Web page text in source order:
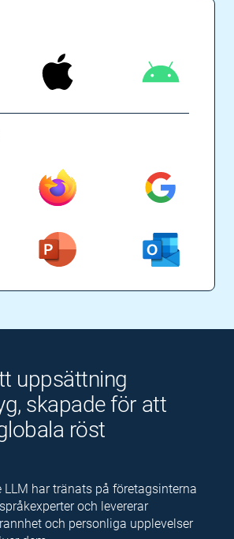
uppsättning
skapade för att
röst
LLM har tränats på företagsinterna
och levererar
och personliga upplevelser